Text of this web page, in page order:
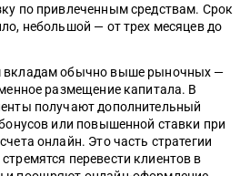
по привлеченным средствам. Срок
небольшой — от трех месяцев до
вкладам обычно выше рыночных —
размещение капитала. В
получают дополнительный
или повышенной ставки при
онлайн. Это часть стратегии
перевести клиентов в